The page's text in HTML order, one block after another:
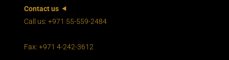
Contact us
Call us: +971 55-559-2484
Fax: +971 4-242-3612